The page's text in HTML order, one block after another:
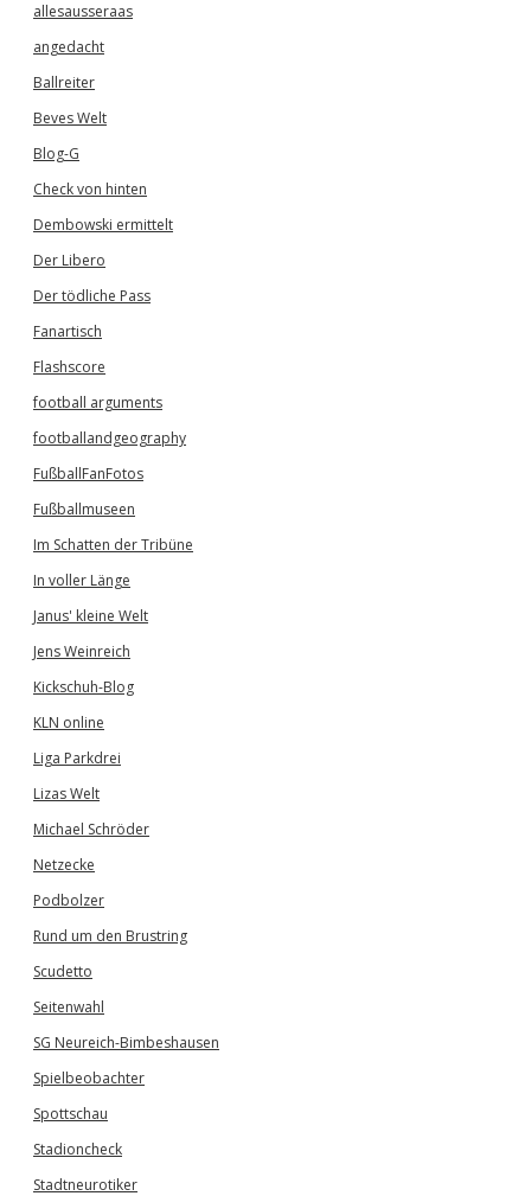
allesausseraas
angedacht
Ballreiter
Beves Welt
Blog-G
Check von hinten
Dembowski ermittelt
Der Libero
Der tödliche Pass
Fanartisch
Flashscore
football arguments
footballandgeography
FußballFanFotos
Fußballmuseen
Im Schatten der Tribüne
In voller Länge
Janus' kleine Welt
Jens Weinreich
Kickschuh-Blog
KLN online
Liga Parkdrei
Lizas Welt
Michael Schröder
Netzecke
Podbolzer
Rund um den Brustring
Scudetto
Seitenwahl
SG Neureich-Bimbeshausen
Spielbeobachter
Spottschau
Stadioncheck
Stadtneurotiker